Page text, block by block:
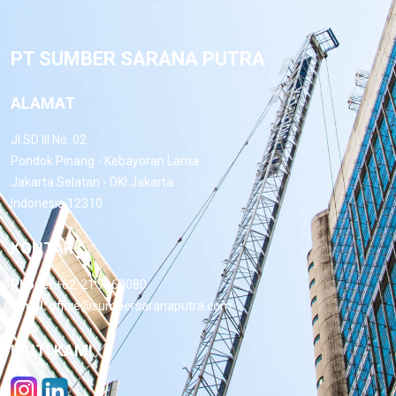
PT SUMBER SARANA PUTRA
ALAMAT
Jl.SD III No. 02
Pondok Pinang - Kebayoran Lama
Jakarta Selatan - DKI Jakarta
Indonesia 12310
KONTAK
Phone: +62-21 7660080
Email:office@sumbersaranaputra.com
IKUTI KAMI